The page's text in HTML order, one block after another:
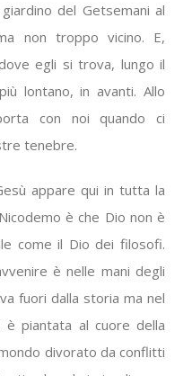
del Getsemani al
non troppo vicino. E,
egli si trova, lungo il
lontano, in avanti. Allo
con noi quando ci
tenebre.
appare qui in tutta la
è che Dio non è
come il Dio dei filosofi.
è nelle mani degli
fuori dalla storia ma nel
piantata al cuore della
divorato da conflitti